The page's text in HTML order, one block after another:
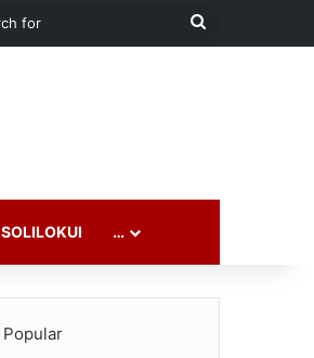
Search
SOLILOKUI …
Popular